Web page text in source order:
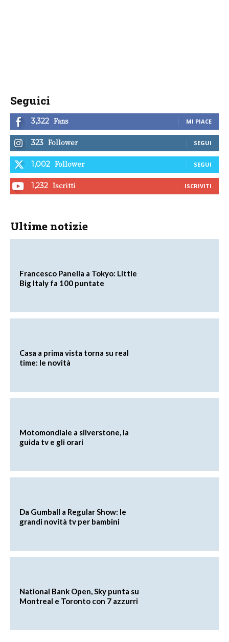
Seguici
3,322 Fans MI PIACE
323 Follower SEGUI
1,002 Follower SEGUI
1,232 Iscritti ISCRIVITI
Ultime notizie
Francesco Panella a Tokyo: Little
Big Italy fa 100 puntate
Casa a prima vista torna su real
time: le novità
Motomondiale a silverstone, la
guida tv e gli orari
Da Gumball a Regular Show: le
grandi novità tv per bambini
National Bank Open, Sky punta su
Montreal e Toronto con 7 azzurri